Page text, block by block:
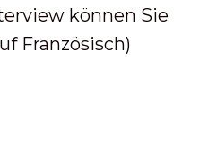
können Sie
Französisch)